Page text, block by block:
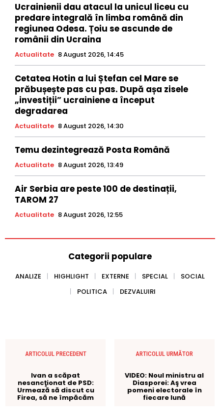
Ucrainienii dau atacul la unicul liceu cu
predare integrală în limba română din
regiunea Odesa. Țoiu se ascunde de
românii din Ucraina
Actualitate 8 August 2026, 14:45
Cetatea Hotin a lui Ștefan cel Mare se
prăbușește pas cu pas. După așa zisele
„investiții” ucrainiene a început
degradarea
Actualitate 8 August 2026, 14:30
Temu dezintegrează Posta Română
Actualitate 8 August 2026, 13:49
Air Serbia are peste 100 de destinații,
TAROM 27
Actualitate 8 August 2026, 12:55
Categorii populare
ANALIZE HIGHLIGHT EXTERNE SPECIAL
SOCIAL
POLITICA
DEZVALUIRI
ARTICOLUL PRECEDENT
Ivan a scăpat
nesancţionat de PSD:
Urmează să discut cu
Firea, să ne împăcăm
ARTICOLUL URMĂTOR
VIDEO: Noul ministru al
Diasporei: Aş vrea
pomeni electorale în
fiecare lună